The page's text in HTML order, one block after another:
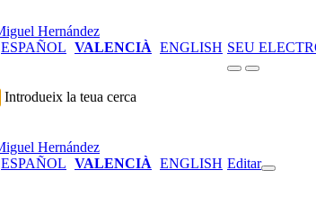
ESPAÑOL VALENCIÀ ENGLISH SEU
Introdueix la teua cerca
ESPAÑOL VALENCIÀ ENGLISH Editar